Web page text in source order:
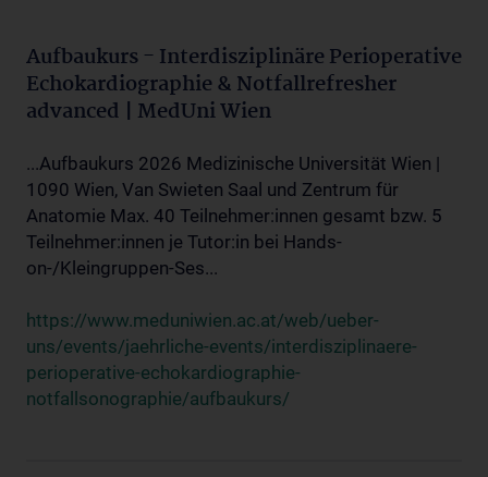
Aufbaukurs - Interdisziplinäre Perioperative
Echokardiographie & Notfallrefresher
advanced | MedUni Wien
...Aufbaukurs 2026 Medizinische Universität Wien |
1090 Wien, Van Swieten Saal und Zentrum für
Anatomie Max. 40 Teilnehmer:innen gesamt bzw. 5
Teilnehmer:innen je Tutor:in bei Hands-
on-/Kleingruppen-Ses...
https://www.meduniwien.ac.at/web/ueber-
uns/events/jaehrliche-events/interdisziplinaere-
perioperative-echokardiographie-
notfallsonographie/aufbaukurs/